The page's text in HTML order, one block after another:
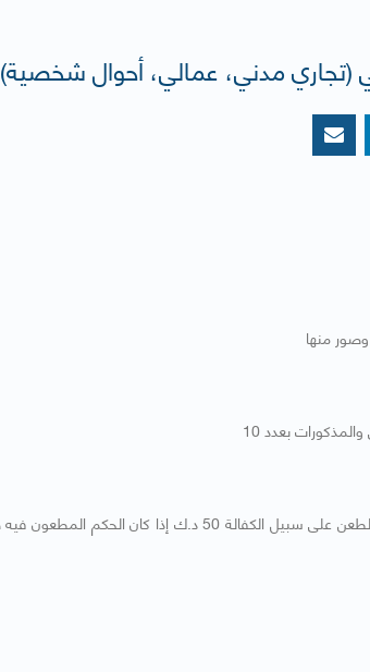
(تجاري مدني، عمالي، أحوال شخصية)
منها
بعدد 10